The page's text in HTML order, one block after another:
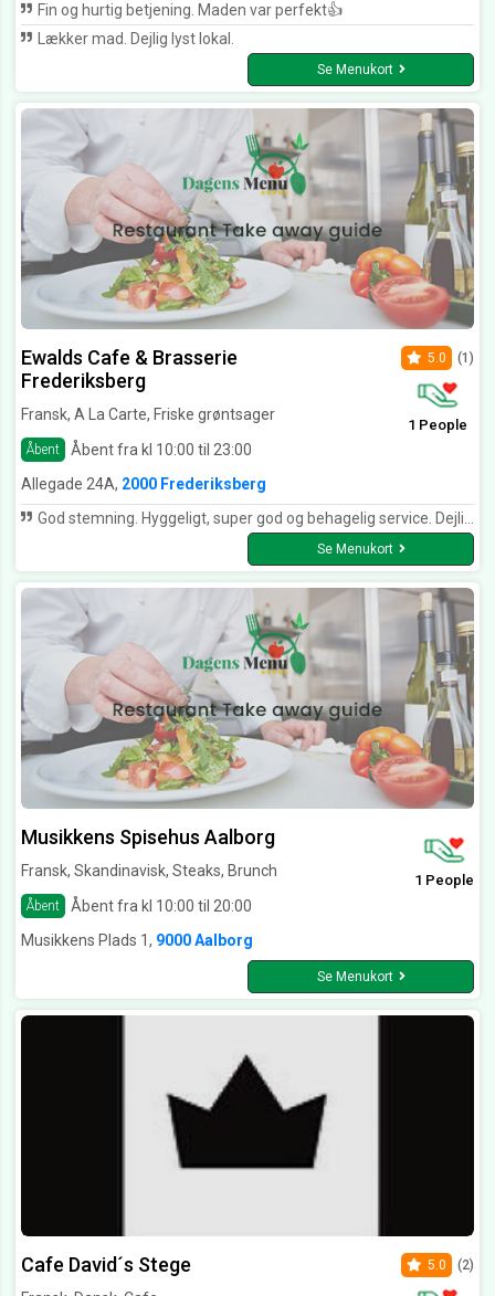
Fin og hurtig betjening. Maden var perfekt👍
Lækker mad. Dejlig lyst lokal.
Se Menukort
Ewalds Cafe & Brasserie
Frederiksberg
Fransk, A La Carte, Friske grøntsager
Åbent Åbent fra kl 10:00 til 23:00
5.0 (1)
1 People
Allegade 24A, 2000 Frederiksberg
God stemning. Hyggeligt, super god og behagelig service. Dejlig madoplevelse til en fornuftig pris :0)
Se Menukort
Musikkens Spisehus Aalborg
Fransk, Skandinavisk, Steaks, Brunch
Åbent Åbent fra kl 10:00 til 20:00
1 People
Musikkens Plads 1, 9000 Aalborg
Se Menukort
Cafe David´s Stege 5.0 (2)